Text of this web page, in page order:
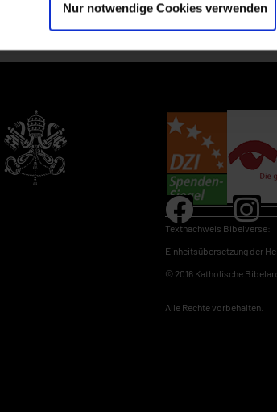
Nur notwendige Cookies verwenden
Textnachweis Bibelverse:
Einheitsübersetzung der
© 2016 Katholische
Alle Rechte vorbehalten.